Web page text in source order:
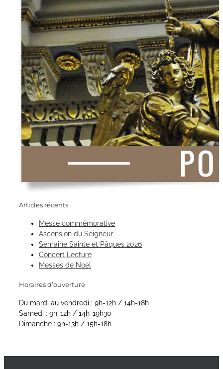
Articles récents
Messe commémorative
Ascension du Seigneur
Semaine Sainte et Pâques 2026
Concert Lecture
Messes de Noël
Horaires d’ouverture
Du mardi au vendredi : 9h-12h / 14h-18h
Samedi : 9h-12h / 14h-19h30
Dimanche : 9h-13h / 15h-18h